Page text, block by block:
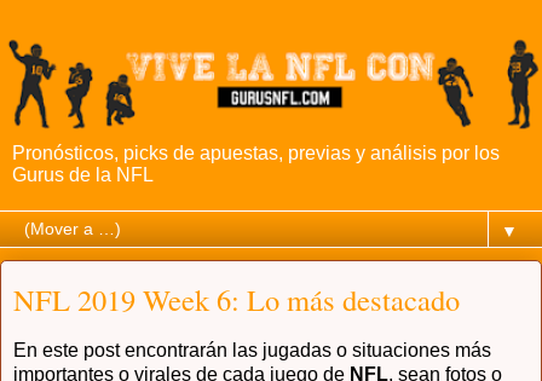
Pronósticos, picks de apuestas, previas y análisis por los
Gurus de la NFL
▼
NFL 2019 Week 6: Lo más destacado
En este post encontrarán las jugadas o situaciones más
importantes o virales de cada juego de NFL, sean fotos o